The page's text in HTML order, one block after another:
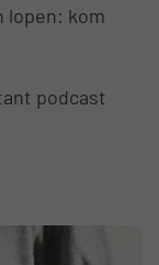
lopen: kom
podcast